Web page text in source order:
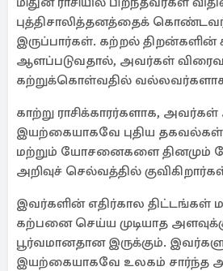
புத்திசாலித்தனத்தைக்
இருப்பார்கள். கற்றல் திறன்களின்
ஆளப்படுவதால், அவர்கள்
கற்றுக்கொள்வதில் வல்லவர்களாக
காற்று ராசிக்காரர்களாக,
இயற்கையாகவே புதிய
மற்றும் யோசனைகளை தினமும்
அறிவுச் செல்வத்தில்
இவர்களின் எதிர்கால திட்டங்கள்
கற்பனை செய்ய முடியாத
பூர்வமானதான இருக்கும்.
இயற்கையாகவே உலகம் சார்ந்த